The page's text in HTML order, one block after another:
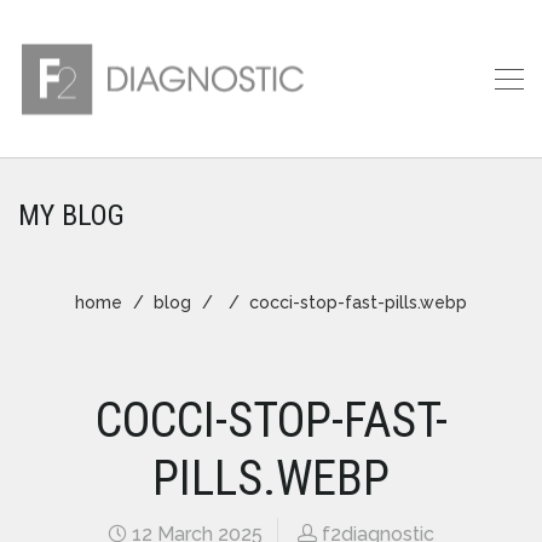
MY BLOG
home blog cocci-stop-fast-pills.webp
COCCI-STOP-FAST-
PILLS.WEBP
12 March 2025 f2diagnostic